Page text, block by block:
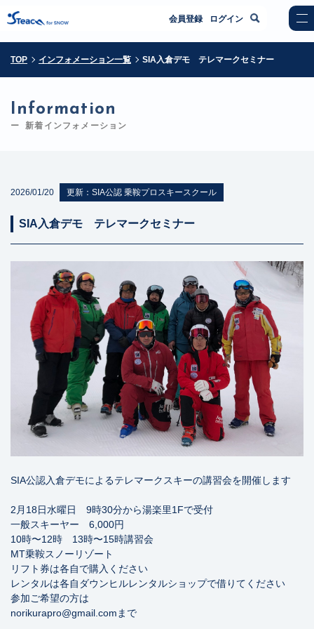
会員登録 ログイン
TOP インフォメーション一覧 SIA入倉デモ テレマークセミナー
Information
新着インフォメーション
2026/01/20 更新： SIA公認 乗鞍プロスキースクール
SIA入倉デモ テレマークセミナー
SIA公認入倉デモによるテレマークスキーの講習会を開催します
2月18日水曜日 9時30分から湯楽里1Fで受付
一般スキーヤー 6,000円
10時〜12時 13時〜15時講習会
MT乗鞍スノーリゾート
リフト券は各自で購入ください
レンタルは各自ダウンヒルレンタルショップで借りてください
参加ご希望の方は
norikurapro@gmail.comまで